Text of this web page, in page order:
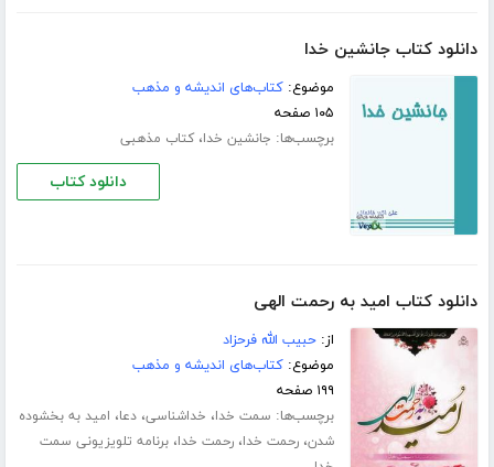
دانلود کتاب جانشین خدا
موضوع:کتاب‌های اندیشه و مذهب
۱۰۵ صفحه
برچسب‌ها: جانشین خدا،کتاب مذهبی
دانلود کتاب
دانلود کتاب امید به رحمت الهی
از:حبیب الله فرحزاد
موضوع:کتاب‌های اندیشه و مذهب
۱۹۹ صفحه
برچسب‌ها: سمت خدا، خداشناسی،دعا، امید به بخشوده
شدن،رحمت خدا،رحمت خدا،برنامه تلویزیونی سمت